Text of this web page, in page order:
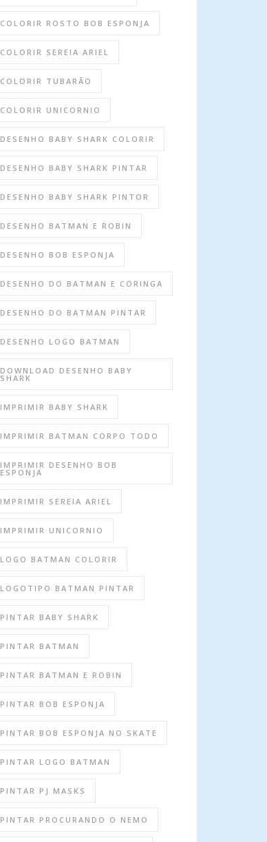
COLORIR ROSTO BOB ESPONJA
COLORIR SEREIA ARIEL
COLORIR TUBARÃO
COLORIR UNICORNIO
DESENHO BABY SHARK COLORIR
DESENHO BABY SHARK PINTAR
DESENHO BABY SHARK PINTOR
DESENHO BATMAN E ROBIN
DESENHO BOB ESPONJA
DESENHO DO BATMAN E CORINGA
DESENHO DO BATMAN PINTAR
DESENHO LOGO BATMAN
DOWNLOAD DESENHO BABY
SHARK
IMPRIMIR BABY SHARK
IMPRIMIR BATMAN CORPO TODO
IMPRIMIR DESENHO BOB
ESPONJA
IMPRIMIR SEREIA ARIEL
IMPRIMIR UNICORNIO
LOGO BATMAN COLORIR
LOGOTIPO BATMAN PINTAR
PINTAR BABY SHARK
PINTAR BATMAN
PINTAR BATMAN E ROBIN
PINTAR BOB ESPONJA
PINTAR BOB ESPONJA NO SKATE
PINTAR LOGO BATMAN
PINTAR PJ MASKS
PINTAR PROCURANDO O NEMO